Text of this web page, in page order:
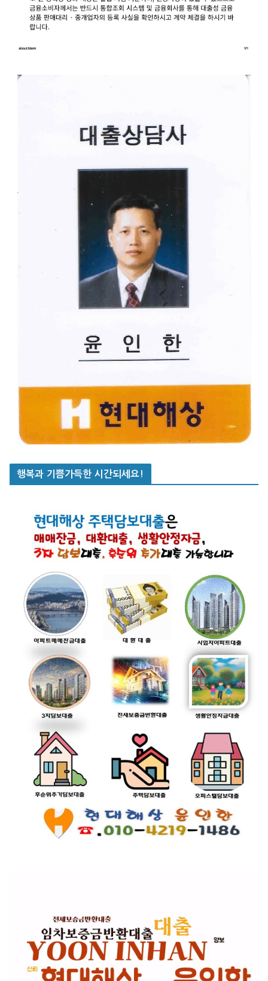
행복과 기쁨가득한 시간되세요!